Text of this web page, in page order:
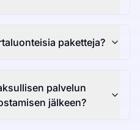
paketteja?
palvelun
jälkeen?